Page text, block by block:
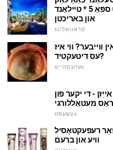
רעסאָרט ספּאַ 5 * טיילאַנד, Phang Nga: QR ען
און באריכטן
טראַוואַלינג
ווייבער? ווי איז
עס דיטעקטיד?
געזונטהייַט
- די יקער פון
מעטאַללורגי
געשעפט
פֿאַר רעפעקטאָסיל
וויע און ברעם